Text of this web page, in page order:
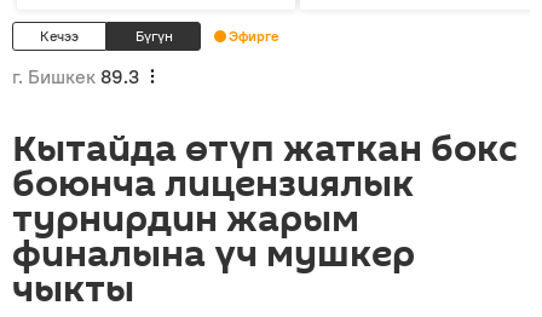
Кечээ Бүгүн Эфирге
г. Бишкек 89.3
Кытайда өтүп жаткан бокс
боюнча лицензиялык
турнирдин жарым
финалына үч мушкер
чыкты